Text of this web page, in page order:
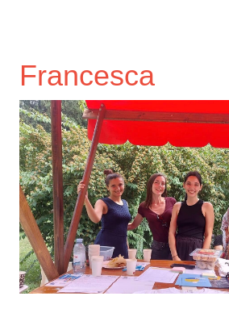
Francesca